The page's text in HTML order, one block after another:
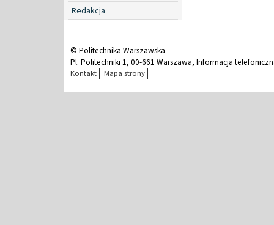
Redakcja
© Politechnika Warszawska
Pl. Politechniki 1, 00-661 Warszawa, Informacja
Kontakt Mapa strony